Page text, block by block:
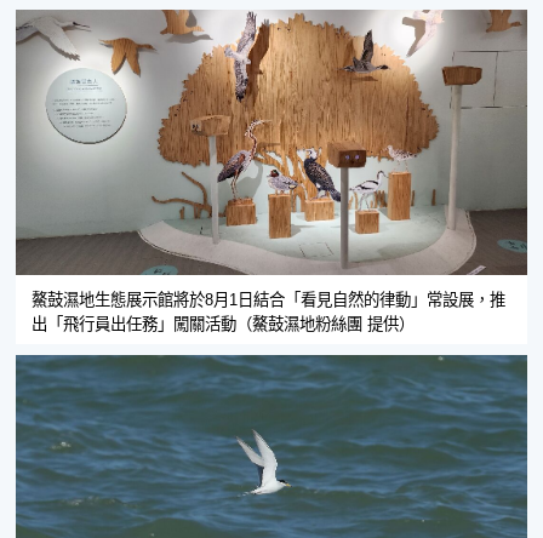
鰲鼓濕地生態展示館將於8月1日結合「看見自然的律動」常設展，推
出「飛行員出任務」闖關活動（鰲鼓濕地粉絲團 提供）